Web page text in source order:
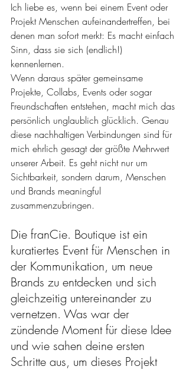
Ich liebe es, wenn bei einem Event oder
Projekt Menschen aufeinandertreffen, bei
denen man sofort merkt: Es macht einfach
Sinn, dass sie sich (endlich!)
kennenlernen.
Wenn daraus später gemeinsame
Projekte, Collabs, Events oder sogar
Freundschaften entstehen, macht mich das
persönlich unglaublich glücklich. Genau
diese nachhaltigen Verbindungen sind für
mich ehrlich gesagt der größte Mehrwert
unserer Arbeit. Es geht nicht nur um
Sichtbarkeit, sondern darum, Menschen
und Brands meaningful
zusammenzubringen.
Die franCie. Boutique ist ein
kuratiertes Event für Menschen in
der Kommunikation, um neue
Brands zu entdecken und sich
gleichzeitig untereinander zu
vernetzen. Was war der
zündende Moment für diese Idee
und wie sahen deine ersten
Schritte aus, um dieses Projekt